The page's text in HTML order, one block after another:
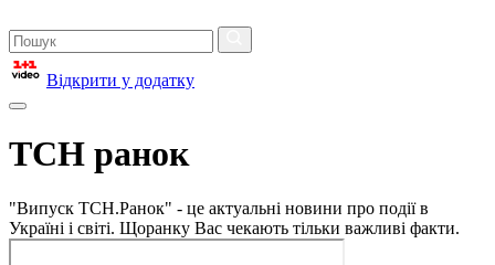
Відкрити у додатку
ТСН ранок
"Випуск ТСН.Ранок" - це актуальні новини про події в
Україні і світі. Щоранку Вас чекають тільки важливі факти.